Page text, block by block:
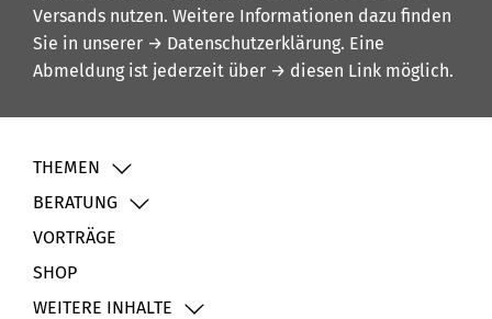
Versands nutzen. Weitere Informationen dazu finden
Sie in unserer → Datenschutzerklärung. Eine
Abmeldung ist jederzeit über → diesen Link möglich.
THEMEN
BERATUNG
VORTRÄGE
SHOP
WEITERE INHALTE